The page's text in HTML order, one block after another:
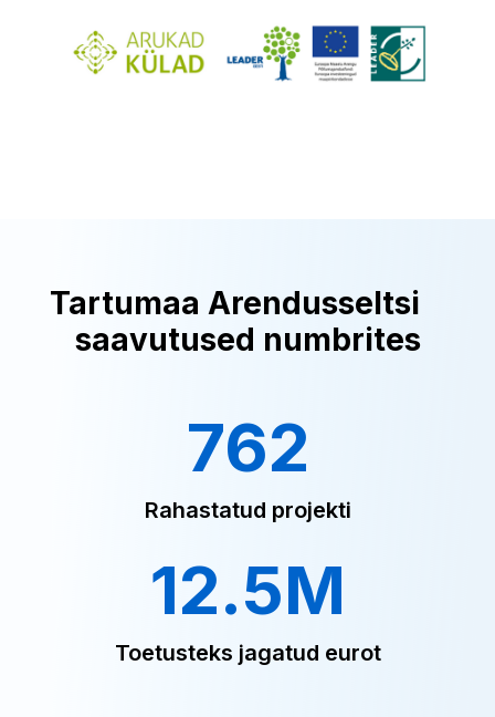
Tartumaa Arendusseltsi
saavutused numbrites
762
Rahastatud projekti
12.5M
Toetusteks jagatud eurot